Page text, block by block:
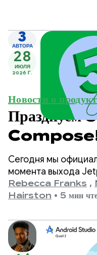
3
АВТОРА
28
ИЮЛЯ
2026 Г.
Новости о
Сегодня мы
момента выхода
с версии 1.0,
и заканчивая нашей
и мы хотим
Rebecca Franks ,
Hairston • 5 мин